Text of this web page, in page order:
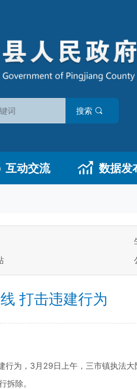
搜索
互动交流 数据发
打击违建行为
为，3月29日上午，三市镇执法
拆除。